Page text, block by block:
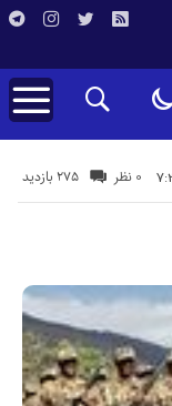
275 بازدید 0 نظر